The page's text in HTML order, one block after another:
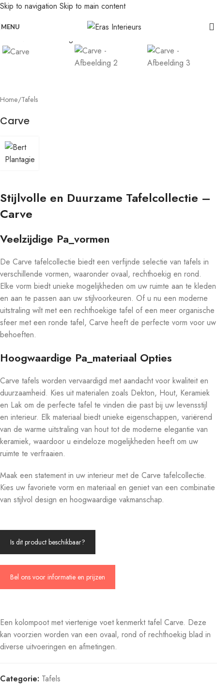
Skip to navigation Skip to main content
MENU
Home/Tafels
Carve
Stijlvolle en Duurzame Tafelcollectie –
Carve
Veelzijdige Pa_vormen
De Carve tafelcollectie biedt een verfijnde selectie van tafels in
verschillende vormen, waaronder ovaal, rechthoekig en rond.
Elke vorm biedt unieke mogelijkheden om uw ruimte aan te kleden
en aan te passen aan uw stijlvoorkeuren. Of u nu een moderne
uitstraling wilt met een rechthoekige tafel of een meer organische
sfeer met een ronde tafel, Carve heeft de perfecte vorm voor uw
behoeften.
Hoogwaardige Pa_materiaal Opties
Carve tafels worden vervaardigd met aandacht voor kwaliteit en
duurzaamheid. Kies uit materialen zoals Dekton, Hout, Keramiek
en Lak om de perfecte tafel te vinden die past bij uw levensstijl
en interieur. Elk materiaal biedt unieke eigenschappen, variërend
van de warme uitstraling van hout tot de moderne elegantie van
keramiek, waardoor u eindeloze mogelijkheden heeft om uw
ruimte te verfraaien.
Maak een statement in uw interieur met de Carve tafelcollectie.
Kies uw favoriete vorm en materiaal en geniet van een combinatie
van stijlvol design en hoogwaardige vakmanschap.
Is dit product beschikbaar?
Bel ons voor informatie en prijzen
Een kolompoot met viertenige voet kenmerkt tafel Carve. Deze
kan voorzien worden van een ovaal, rond of rechthoekig blad in
diverse uitvoeringen en afmetingen.
Categorie: Tafels